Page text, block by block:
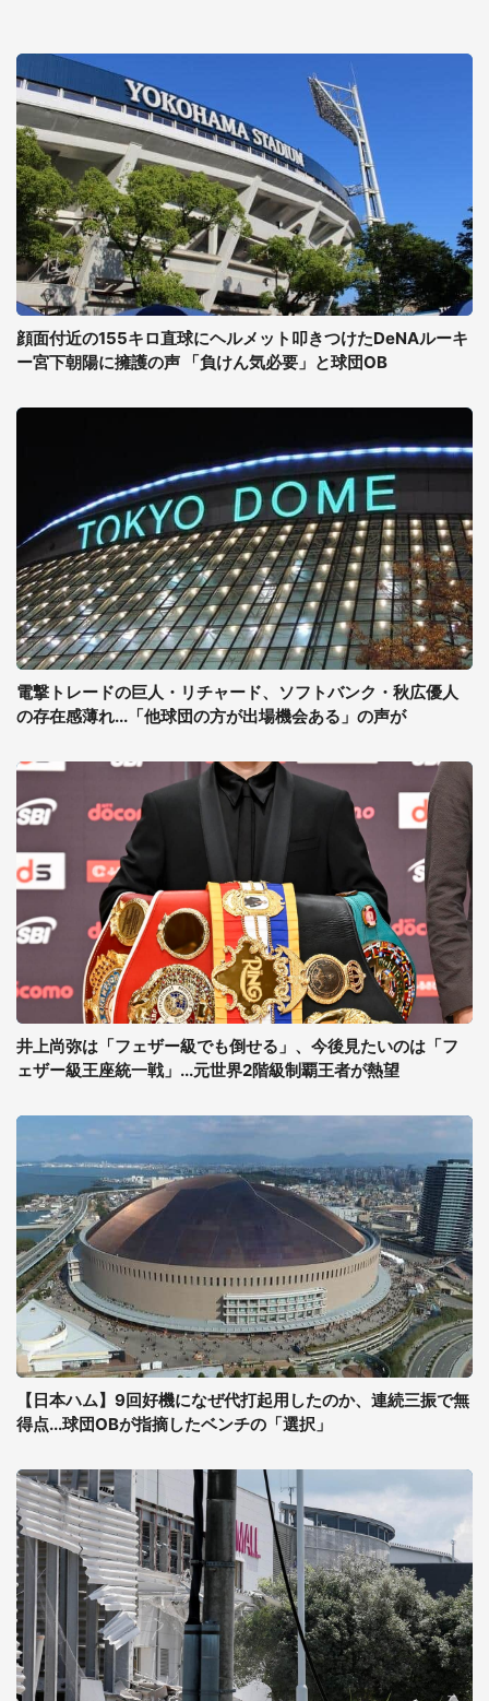
顔面付近の155キロ直球にヘルメット叩きつけたDeNAルーキ
ー宮下朝陽に擁護の声 「負けん気必要」と球団OB
電撃トレードの巨人・リチャード、ソフトバンク・秋広優人
の存在感薄れ...「他球団の方が出場機会ある」の声が
井上尚弥は「フェザー級でも倒せる」、今後見たいのは「フ
ェザー級王座統一戦」...元世界2階級制覇王者が熱望
【日本ハム】9回好機になぜ代打起用したのか、連続三振で無
得点...球団OBが指摘したベンチの「選択」